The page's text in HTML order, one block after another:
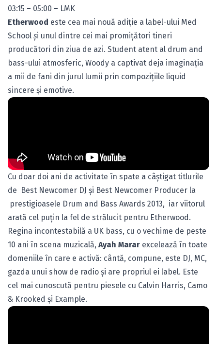
03:15 – 05:00 – LMK
Etherwood este cea mai nouă adiţie a label-ului Med
School şi unul dintre cei mai promiţători tineri
producători din ziua de azi. Student atent al drum and
bass-ului atmosferic, Woody a captivat deja imaginaţia
a mii de fani din jurul lumii prin compoziţiile liquid
sincere şi emotive.
Cu doar doi ani de activitate în spate a câştigat titlurile
de Best Newcomer DJ şi Best Newcomer Producer la
prestigioasele Drum and Bass Awards 2013, iar viitorul
arată cel puţin la fel de strălucit pentru Etherwood.
Regina incontestabilă a UK bass, cu o vechime de peste
10 ani în scena muzicală, Ayah Marar excelează în toate
domeniile în care e activă: cântă, compune, este DJ, MC,
gazda unui show de radio şi are propriul ei label. Este
cel mai cunoscută pentru piesele cu Calvin Harris, Camo
& Krooked şi Example.